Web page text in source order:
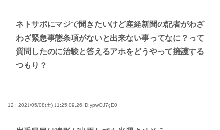
ネトサポにマジで聞きたいけど産経新聞の記者がわざ
わざ緊急事態条項がないと出来ない事ってなに？って
質問したのに治験と答えるアホをどうやって擁護する
つもり？
12 : 2021/05/08(土) 11:25:09.26 ID:ypwOJ7gE0